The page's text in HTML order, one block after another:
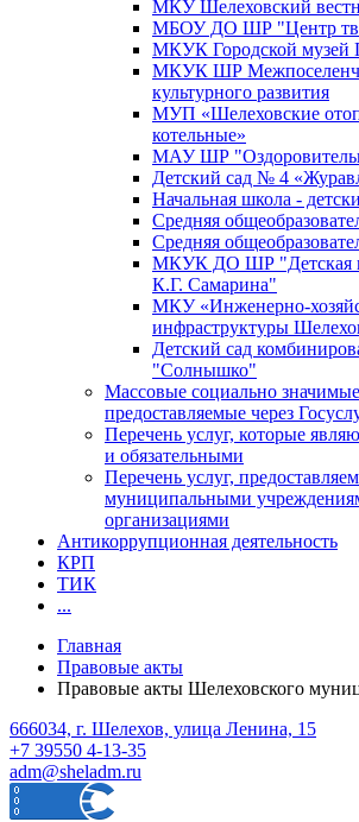
МКУ Шелеховский
МБОУ ДО ШР "Центр
МКУК Городской музей
МКУК ШР
культурного развития
МУП «Шелеховские
котельные»
МАУ ШР
Детский сад № 4
Начальная школа -
Средняя
Средняя
МКУК ДО ШР "Детская
К.Г. Самарина"
МКУ «Инженерно-
инфраструктуры
Детский сад
"Солнышко"
Массовые социально
предоставляемые через
Перечень услуг, которые
и обязательными
Перечень услуг,
муниципальными
организациями
Антикоррупционная деятельность
КРП
ТИК
...
Главная
Правовые акты
Правовые акты Шелеховского
666034, г. Шелехов, улица Ленина, 15
+7 39550 4-13-35
adm@sheladm.ru